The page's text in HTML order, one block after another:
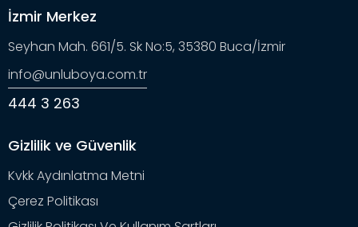
İzmir Merkez
Seyhan Mah. 661/5. Sk No:5, 35380 Buca/İzmir
info@unluboya.com.tr
444 3 263
Gizlilik ve Güvenlik
Kvkk Aydınlatma Metni
Çerez Politikası